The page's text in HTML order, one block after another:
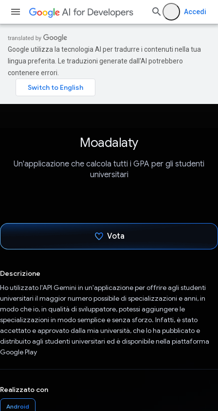
Accedi
Google utilizza la tecnologia AI per tradurre i contenuti nella tua
lingua preferita. Le traduzioni generate dall'AI potrebbero
contenere errori.
Moadalaty
Un'applicazione che calcola tutti i GPA per gli studenti
universitari
Vota
Descrizione
Ho utilizzato l'API Gemini in un'applicazione per offrire agli studenti
universitari il maggior numero possibile di specializzazioni e anni, in
modo che io, in qualità di sviluppatore, potessi aggiungere le
specializzazioni in modo semplice e senza sforzo. Infatti, è stato
accettato e approvato dalla mia università, che lo ha pubblicato e
distribuito agli studenti universitari ed è disponibile nella piattaforma
Google Play
Realizzato con
Android